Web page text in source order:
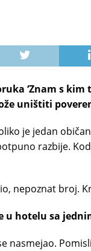
‘Znam s
uništiti
je jedan
razbije.
nepoznat broj.
u hotelu sa
nasmejao.